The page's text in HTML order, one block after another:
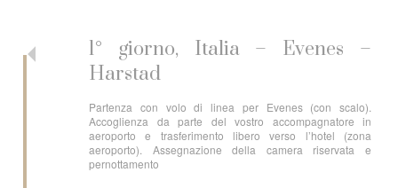
1° giorno, Italia – Evenes –
Harstad
Partenza con volo di linea per Evenes (con scalo).
Accoglienza da parte del vostro accompagnatore in
aeroporto e trasferimento libero verso l’hotel (zona
aeroporto). Assegnazione della camera riservata e
pernottamento